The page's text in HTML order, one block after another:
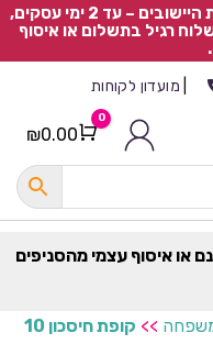
חדש! משלוח אקספרס בהתאם לרשימת היישובים – עד 2 ימי עסקים,
משלוח רגיל בתשלום או איסוף
מועדון לקוחות
Cart
0
₪0.00
599 משלוח חינם או איסוף עצמי מהסניפים
>>
קופת חיסכון 10